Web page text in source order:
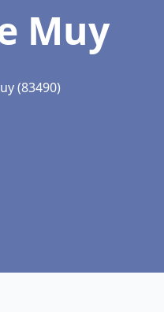
Muy
(83490)